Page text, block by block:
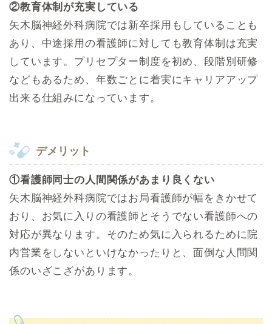
②教育体制が充実している
矢木脳神経外科病院では新卒採用もしていることも
あり、中途採用の看護師に対しても教育体制は充実
しています。プリセプター制度を初め、段階別研修
などもあるため、年数ごとに着実にキャリアアップ
出来る仕組みになっています。
デメリット
①看護師同士の人間関係があまり良くない
矢木脳神経外科病院ではお局看護師が幅をきかせて
おり、お気に入りの看護師とそうでない看護師への
対応が異なります。そのため気に入られるために院
内営業をしないといけなかったりと、面倒な人間関
係のいざこざがあります。